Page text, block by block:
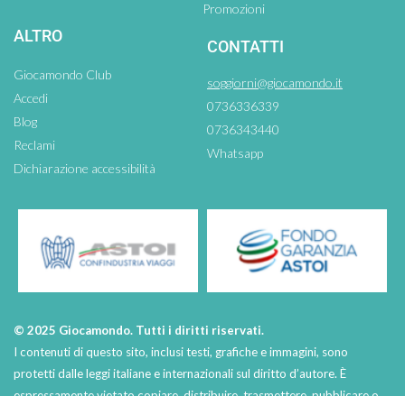
Promozioni
ALTRO
Giocamondo Club
Accedi
Blog
Reclami
Dichiarazione accessibilità
CONTATTI
soggiorni@giocamondo.it
0736336339
0736343440
Whatsapp
© 2025 Giocamondo. Tutti i diritti riservati.
I contenuti di questo sito, inclusi testi, grafiche e immagini, sono
protetti dalle leggi italiane e internazionali sul diritto d’autore. È